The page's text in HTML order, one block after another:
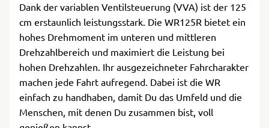
Dank der variablen Ventilsteuerung (VVA) ist der 125
cm erstaunlich leistungsstark. Die WR125R bietet ein
hohes Drehmoment im unteren und mittleren
Drehzahlbereich und maximiert die Leistung bei
hohen Drehzahlen. Ihr ausgezeichneter Fahrcharakter
machen jede Fahrt aufregend. Dabei ist die WR
einfach zu handhaben, damit Du das Umfeld und die
Menschen, mit denen Du zusammen bist, voll